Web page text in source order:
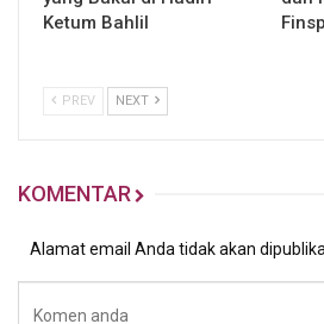
Ketum Bahlil
PREV NEXT
KOMENTAR
Alamat email Anda tidak akan